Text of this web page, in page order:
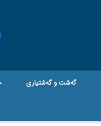
گه‌شت و گه‌شتیاری